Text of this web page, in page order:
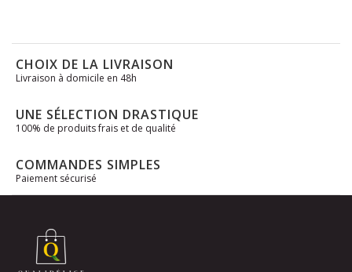
CHOIX DE LA LIVRAISON
Livraison à domicile en 48h
UNE SÉLECTION DRASTIQUE
100% de produits frais et de qualité
COMMANDES SIMPLES
Paiement sécurisé